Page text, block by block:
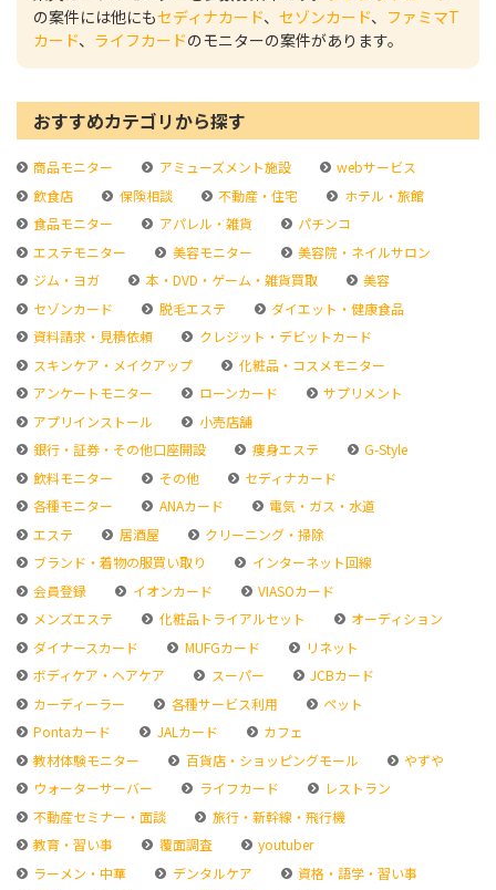
の案件には他にもセディナカード、 セゾンカード、 ファミマT
カード、 ライフカードのモニターの案件があります。
おすすめカテゴリから探す
商品モニター アミューズメント施設
webサービス
飲食店
保険相談 不動産・住宅
ホテル・旅館
食品モニター
アパレル・雑貨
パチンコ
エステモニター
美容モニター
美容院・ネイルサロン
ジム・ヨガ
本・DVD・ゲーム・雑貨買取
美容
セゾンカード
脱毛エステ
ダイエット・健康食品
資料請求・見積依頼
クレジット・デビットカード
スキンケア・メイクアップ
化粧品・コスメモニター
アンケートモニター
ローンカード
サプリメント
アプリインストール
小売店舗
銀行・証券・その他口座開設
痩身エステ
G-Style
飲料モニター
その他
セディナカード
各種モニター
ANAカード
電気・ガス・水道
エステ
居酒屋
クリーニング・掃除
ブランド・着物の服買い取り
インターネット回線
会員登録
イオンカード
VIASOカード
メンズエステ
化粧品トライアルセット
オーディション
ダイナースカード
MUFGカード
リネット
ボディケア・ヘアケア
スーパー
JCBカード
カーディーラー
各種サービス利用
ペット
Pontaカード
JALカード
カフェ
教材体験モニター
百貨店・ショッピングモール
やずや
ウォーターサーバー
ライフカード
レストラン
不動産セミナー・面談
旅行・新幹線・飛行機
教育・習い事
覆面調査
youtuber
ラーメン・中華
デンタルケア
資格・語学・習い事